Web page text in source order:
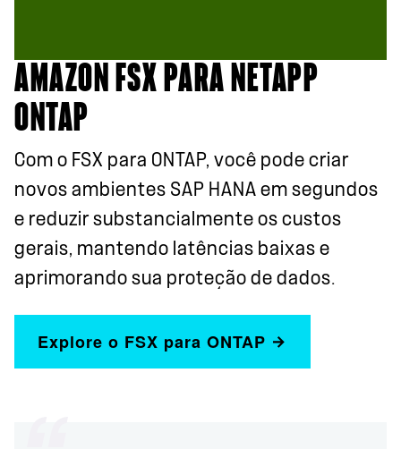
AMAZON FSX PARA NETAPP
ONTAP
Com o FSX para ONTAP, você pode criar
novos ambientes SAP HANA em segundos
e reduzir substancialmente os custos
gerais, mantendo latências baixas e
aprimorando sua proteção de dados.
Explore o FSX para ONTAP